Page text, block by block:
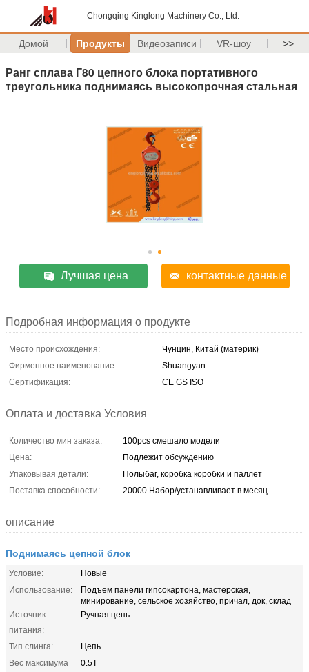
Chongqing Kinglong Machinery Co., Ltd.
Домой Продукты Видеозаписи VR-шоу >>
Ранг сплава Г80 цепного блока портативного
треугольника поднимаясь высокопрочная стальная
Лучшая цена контактные данные
Подробная информация о продукте
Место происхождения:
Чунцин, Китай (материк)
Фирменное наименование:
Shuangyan
Сертификация:
CE GS ISO
Оплата и доставка Условия
Количество мин заказа:
100pcs смешало модели
Цена:
Подлежит обсуждению
Упаковывая детали:
Полыбаг, коробка коробки и паллет
Поставка способности:
20000 Набор/устанавливает в месяц
описание
Поднимаясь цепной блок
Условие:
Новые
Использование:
Подъем панели гипсокартона, мастерская,
минирование, сельское хозяйство, причал, док, склад
Источник
питания:
Ручная цепь
Тип слинга:
Цепь
Вес максимума
0.5T